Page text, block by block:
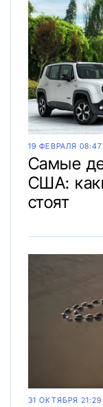
19 ФЕВРАЛЯ 08:47
Самые
США:
стоят
31 ОКТЯБРЯ 21:29